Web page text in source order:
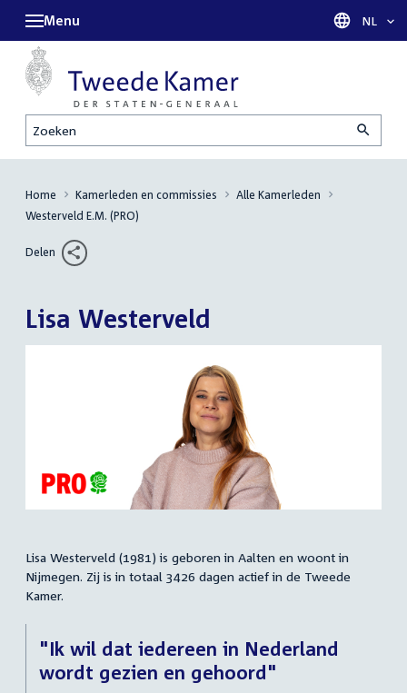
Zoeken
Menu Taal
NL
Home Kamerleden en commissies
Alle Kamerleden
Westerveld E.M. (PRO)
Delen
Lisa Westerveld
Samenvatting
Lisa Westerveld (1981) is geboren in Aalten en woont in
Nijmegen. Zij is in totaal 3426 dagen actief in de Tweede
Kamer.
"Ik wil dat iedereen in Nederland
wordt gezien en gehoord"